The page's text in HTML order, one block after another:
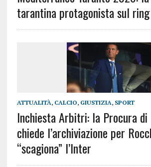
tarantina protagonista sul ring
ATTUALITÀ, CALCIO, GIUSTIZIA, SPORT
Inchiesta Arbitri: la Procura di
chiede l’archiviazione per
“scagiona” l’Inter